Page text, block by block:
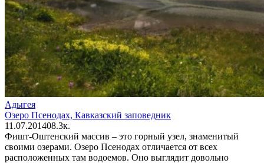
Адыгея
Озеро Псенодах, Кавказский заповедник
11.07.201408.3к.
Фишт-Оштенский массив – это горный узел, знаменитый
своими озерами. Озеро Псенодах отличается от всех
расположенных там водоемов. Оно выглядит довольно